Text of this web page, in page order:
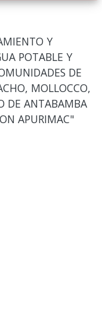
Y
POTABLE Y
DE
MOLLOCCO,
DE ANTABAMBA
APURIMAC"